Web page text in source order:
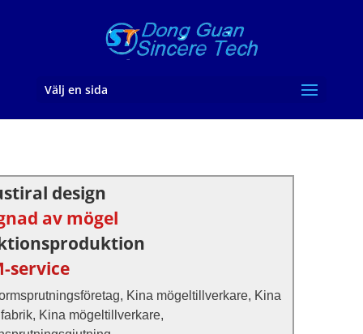
Välj en sida
design
av mögel
service
Kina mögeltillverkare, Kina
Kina mögeltillverkare,